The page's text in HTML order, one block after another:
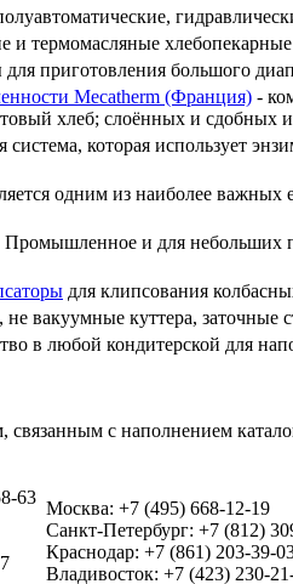
и термомасляные
для приготовления большого
Mecatherm (Франция) -
хлеб; слоённых и
система, которая использует
одним из наиболее важных
Промышленное и для небольших
для клипсования
не вакуумные куттера, заточные
в любой кондитерской для
связанным с наполнением
63
Москва: +7 (495) 668-12-19
Санкт-Петербург: +7 (812)
Краснодар: +7 (861) 203-39-
Владивосток: +7 (423) 230-